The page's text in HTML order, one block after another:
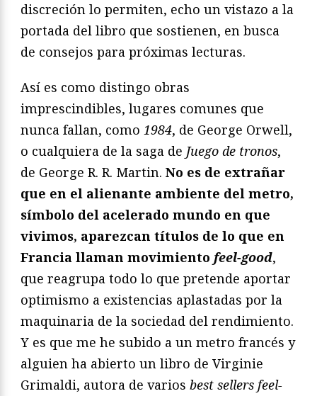
discreción lo permiten, echo un vistazo a la
portada del libro que sostienen, en busca
de consejos para próximas lecturas.
Así es como distingo obras
imprescindibles, lugares comunes que
nunca fallan, como 1984, de George Orwell,
o cualquiera de la saga de Juego de tronos,
de George R. R. Martin. No es de extrañar
que en el alienante ambiente del metro,
símbolo del acelerado mundo en que
vivimos, aparezcan títulos de lo que en
Francia llaman movimiento feel-good,
que reagrupa todo lo que pretende aportar
optimismo a existencias aplastadas por la
maquinaria de la sociedad del rendimiento.
Y es que me he subido a un metro francés y
alguien ha abierto un libro de Virginie
Grimaldi, autora de varios best sellers feel-